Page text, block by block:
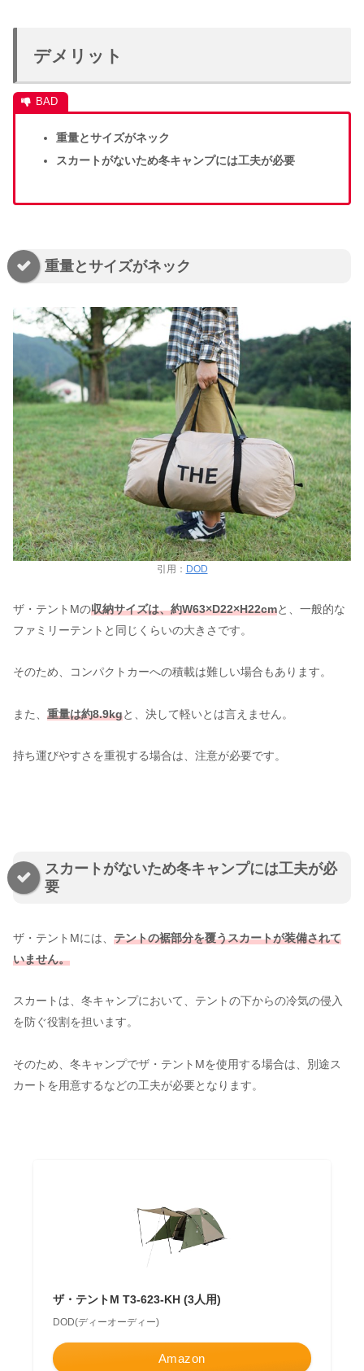
デメリット
重量とサイズがネック
スカートがないため冬キャンプには工夫が必要
重量とサイズがネック
引用： DOD
ザ・テントMの収納サイズは、約W63×D22×H22cmと、一般的な
ファミリーテントと同じくらいの大きさです。
そのため、コンパクトカーへの積載は難しい場合もあります。
また、 重量は約8.9kgと、決して軽いとは言えません。
持ち運びやすさを重視する場合は、注意が必要です。
スカートがないため冬キャンプには工夫が必
要
ザ・テントMには、 テントの裾部分を覆うスカートが装備されて
いません。
スカートは、冬キャンプにおいて、テントの下からの冷気の侵入
を防ぐ役割を担います。
そのため、冬キャンプでザ・テントMを使用する場合は、別途ス
カートを用意するなどの工夫が必要となります。
ザ・テントM T3-623-KH (3人用)
DOD(ディーオーディー)
Amazon